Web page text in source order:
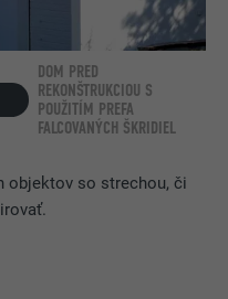
objektov so strechou, či
DOM PRED
REKONŠTRUKCIOU S
POUŽITÍM PREFA
FALCOVANÝCH ŠKRIDIEL
sociálnej siete
používania